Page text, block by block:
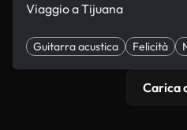
Viaggio a Tijuana
Guitarra acustica Felicità
Carica